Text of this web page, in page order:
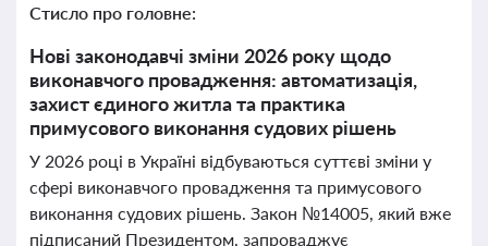
Стисло про головне:
Нові законодавчі зміни 2026 року щодо
виконавчого провадження: автоматизація,
захист єдиного житла та практика
примусового виконання судових рішень
У 2026 році в Україні відбуваються суттєві зміни у
сфері виконавчого провадження та примусового
виконання судових рішень. Закон №14005, який вже
підписаний Президентом, запроваджує